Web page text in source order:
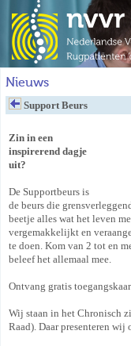
Nieuws
Support Beurs
Zin in een
inspirerend dagje
uit?
De Supportbeurs is
de beurs die
beetje alles wat het leven
vergemakkelijkt en
te doen. Kom van 2 tot en
beleef het allemaal mee.
Ontvang gratis
Wij staan in het Chronisch
Raad). Daar presenteren wij